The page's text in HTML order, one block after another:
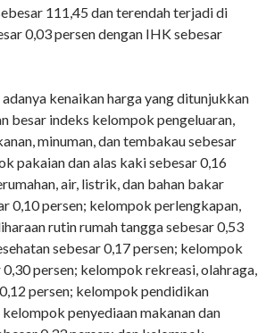
111,45 dan terendah terjadi di
0,03 persen dengan IHK sebesar
kenaikan harga yang ditunjukkan
besar indeks kelompok pengeluaran,
minuman, dan tembakau sebesar
pakaian dan alas kaki sebesar 0,16
air, listrik, dan bahan bakar
0,10 persen; kelompok perlengkapan,
rutin rumah tangga sebesar 0,53
sebesar 0,17 persen; kelompok
persen; kelompok rekreasi, olahraga,
persen; kelompok pendidikan
penyediaan makanan dan